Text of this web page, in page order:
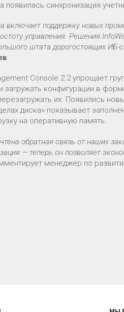
синхронизация
включает поддержку новых
управления. Решения
штата дорогостоящих ИБ-
.
Console 2.2 упрощает
загружать конфигурации в
их. Появились
диска» показывает
на оперативную память.
обратная связь от наших
— теперь он позволяет
менеджер по